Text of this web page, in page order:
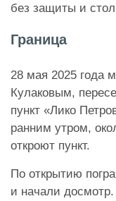
без защиты и
Граница
28 мая 2025 года
Кулаковым,
пункт «Лико
ранним утром,
откроют пункт.
По открытию
и начали